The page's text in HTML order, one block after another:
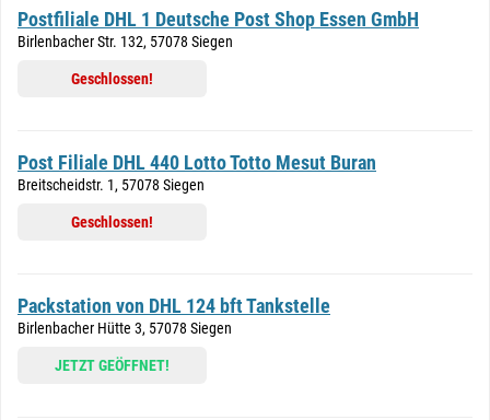
Postfiliale DHL 1 Deutsche Post Shop Essen GmbH
Birlenbacher Str. 132, 57078 Siegen
Geschlossen!
Post Filiale DHL 440 Lotto Totto Mesut Buran
Breitscheidstr. 1, 57078 Siegen
Geschlossen!
Packstation von DHL 124 bft Tankstelle
Birlenbacher Hütte 3, 57078 Siegen
JETZT GEÖFFNET!